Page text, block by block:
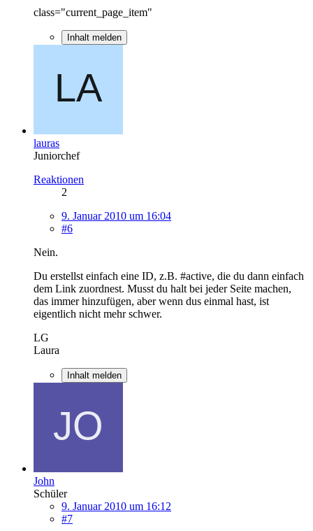
class="current_page_item"
Inhalt melden
lauras
Juniorchef
Reaktionen
2
9. Januar 2010 um 16:04
#6
Nein.
Du erstellst einfach eine ID, z.B. #active, die du dann einfach
dem Link zuordnest. Musst du halt bei jeder Seite machen,
das immer hinzufügen, aber wenn dus einmal hast, ist
eigentlich nicht mehr schwer.
LG
Laura
Inhalt melden
John
Schüler
9. Januar 2010 um 16:12
#7